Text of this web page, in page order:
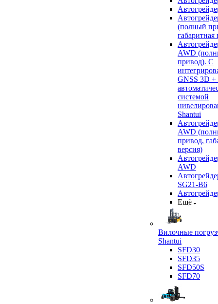
(полный
габаритная
AWD
привод). С
GNSS 3D +
системой
Shantui
AWD
привод,
версия)
AWD
SG21-B6
Ещё
Вилочные
Shantui
SFD30
SFD35
SFD50S
SFD70